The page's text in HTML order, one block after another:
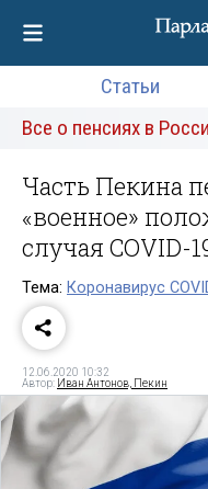
Статьи
Все о пенсиях в
Часть Пекина
«военное»
случая COVID-
Тема: Коронавирус
12.06.2020 10:32
Автор: Иван Антонов, Пекин